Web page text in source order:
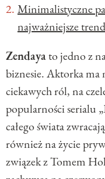
Minimalistyczne
najważniejsze
Zendayato jedno z
biznesie. Aktorka ma
ciekawych ról, na
popularności serialu
całego świata
również na życie
związek z Tomem